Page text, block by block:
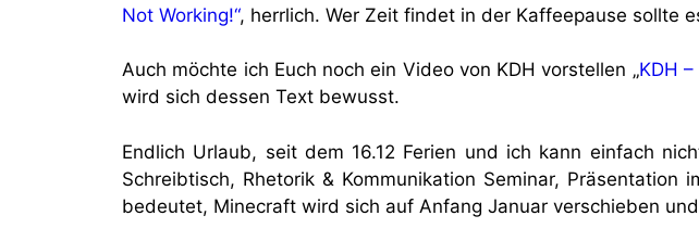
Not Working!“, herrlich. Wer Zeit findet in der Kaffeepause sollte
Auch möchte ich Euch noch ein Video von KDH vorstellen „KDH
wird sich dessen Text bewusst.
Endlich Urlaub, seit dem 16.12 Ferien und ich kann einfach
Schreibtisch, Rhetorik & Kommunikation Seminar,
bedeutet, Minecraft wird sich auf Anfang Januar verschieben